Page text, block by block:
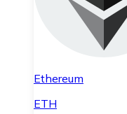
Ethereum
ETH